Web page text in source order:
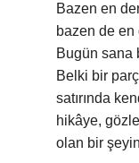
Bazen en
bazen de
Bugün sana
Belki bir
satırında
hikâye,
olan bir